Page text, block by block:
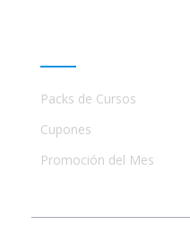
Packs de Cursos
Cupones
Promoción del Mes